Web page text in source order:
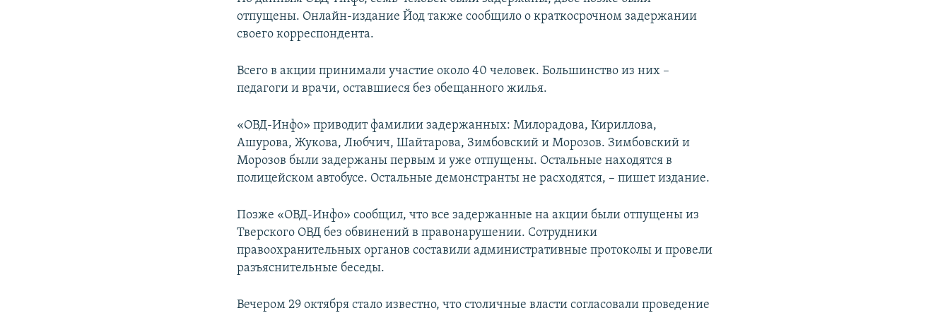
отпущены. Онлайн-издание Йод также сообщило о краткосрочном задержании
своего корреспондента.
Всего в акции принимали участие около 40 человек. Большинство из них –
педагоги и врачи, оставшиеся без обещанного жилья.
«ОВД-Инфо» приводит фамилии задержанных: Милорадова, Кириллова,
Ашурова, Жукова, Любчич, Шайтарова, Зимбовский и Морозов. Зимбовский и
Морозов были задержаны первым и уже отпущены. Остальные находятся в
полицейском автобусе. Остальные демонстранты не расходятся, – пишет издание.
Позже «ОВД-Инфо» сообщил, что все задержанные на акции были отпущены из
Тверского ОВД без обвинений в правонарушении. Сотрудники
правоохранительных органов составили административные протоколы и провели
разъяснительные беседы.
Вечером 29 октября стало известно, что столичные власти согласовали проведение